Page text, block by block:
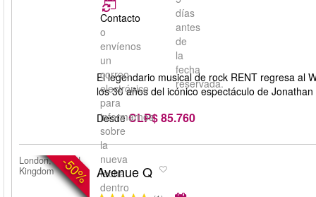
días
antes
de
la
fecha
reservada.
Contacto
o
envíenos
un
correo
electrónico
para
informarnos
sobre
la
nueva
fecha
dentro
El legendario musical de rock RENT regresa al
los 30 años del icónico espectáculo de
Desde CLP$ 85.760
-50%
London, United
Kingdom
Avenue Q